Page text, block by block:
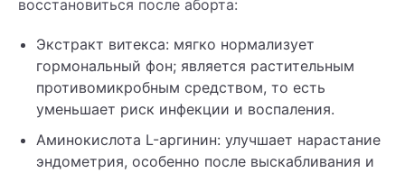
восстановиться после аборта:
Экстракт витекса: мягко нормализует
гормональный фон; является растительным
противомикробным средством, то есть
уменьшает риск инфекции и воспаления.
Аминокислота L-аргинин: улучшает нарастание
эндометрия, особенно после выскабливания и